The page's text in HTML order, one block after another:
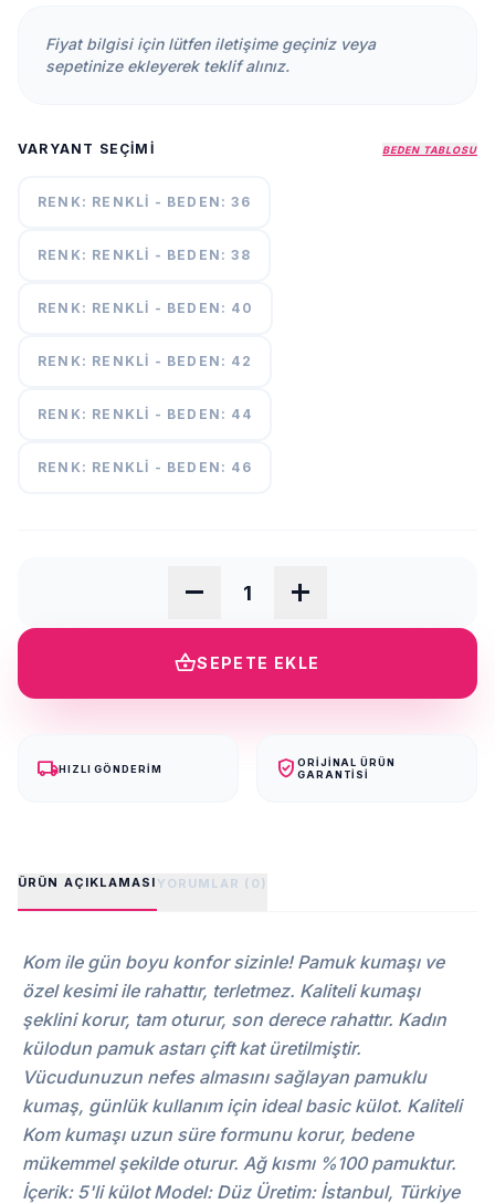
HAKKIMIZDA
call
7/24
537
55
Fiyat bilgisi için lütfen iletişime geçiniz veya
sepetinize ekleyerek teklif alınız.
VARYANT SEÇIMI BEDEN TABLOSU
RENK: RENKLI - BEDEN: 36
RENK: RENKLI - BEDEN: 38
RENK: RENKLI - BEDEN: 40
RENK: RENKLI - BEDEN: 42
RENK: RENKLI - BEDEN: 44
RENK: RENKLI - BEDEN: 46
remove add
shopping_basketSEPETE EKLE
local_shippingHIZLI GÖNDERIM verified_user ORIJINAL ÜRÜN
GARANTISI
ÜRÜN AÇIKLAMASIYORUMLAR (0)
Kom ile gün boyu konfor sizinle! Pamuk kumaşı ve
özel kesimi ile rahattır, terletmez. Kaliteli kumaşı
şeklini korur, tam oturur, son derece rahattır. Kadın
külodun pamuk astarı çift kat üretilmiştir.
Vücudunuzun nefes almasını sağlayan pamuklu
kumaş, günlük kullanım için ideal basic külot. Kaliteli
Kom kumaşı uzun süre formunu korur, bedene
mükemmel şekilde oturur. Ağ kısmı %100 pamuktur.
İçerik: 5'li külot Model: Düz Üretim: İstanbul, Türkiye